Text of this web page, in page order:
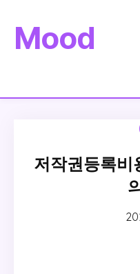
Mood
저작권등록비